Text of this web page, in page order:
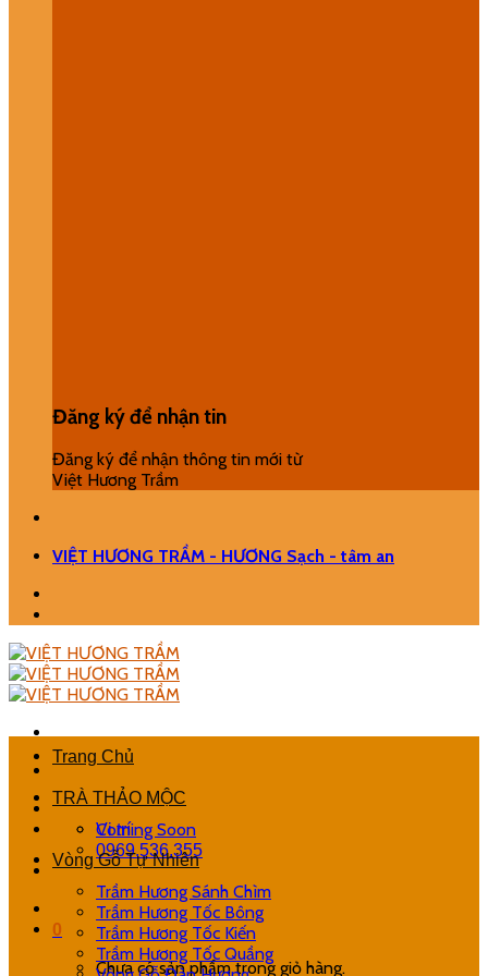
Đăng ký để nhận tin
Đăng ký để nhận thông tin mới từ
Việt Hương Trầm
VIỆT HƯƠNG TRẦM - HƯƠNG Sạch - tâm an
Vị trí
0969.536.355
0
Chưa có sản phẩm trong giỏ hàng.
Trang Chủ
TRÀ THẢO MỘC
Coming Soon
Vòng Gỗ Tự Nhiên
Trầm Hương Sánh Chìm
Trầm Hương Tốc Bông
Trầm Hương Tốc Kiến
Trầm Hương Tốc Quầng